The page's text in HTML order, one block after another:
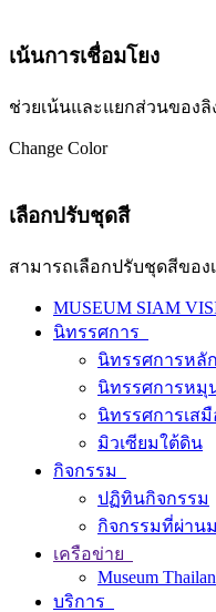
เน้นการเชื่อมโยง
ช่วยเน้นและแยกส่วนของ
Change Color
เลือกปรับชุดสี
สามารถเลือกปรับชุดสีขอ
MUSEUM SIAM
นิทรรศการ
นิทรรศการหลัก
นิทรรศการหมุ
นิทรรศการเส
มิวเซียมใต้ดิน
กิจกรรม
ปฏิทินกิจกรรม
กิจกรรมที่ผ่าน
เครือข่าย
Museum
บริการ